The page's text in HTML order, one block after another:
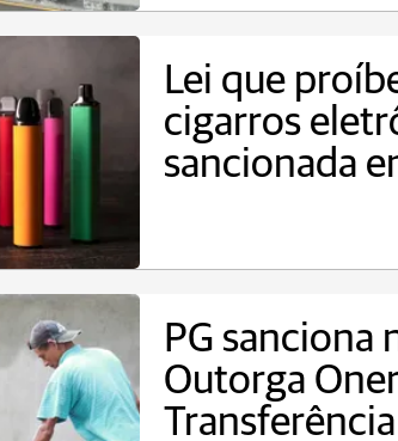
Lei que
cigarros
sancionada
PG sanciona
Outorga